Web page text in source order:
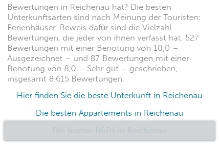
Bewertungen in Reichenau hat? Die besten
Unterkunftsarten sind nach Meinung der Touristen:
Ferienhäuser. Beweis dafür sind die Vielzahl
Bewertungen, die jeder von ihnen verfasst hat. 527
Bewertungen mit einer Benotung von 10,0 –
Ausgezeichnet – und 87 Bewertungen mit einer
Benotung von 8,0 – Sehr gut – geschrieben,
insgesamt 8.615 Bewertungen.
Hier finden Sie die beste Unterkunft in Reichenau
Die besten Appartements in Reichenau
Die besten B&Bs in Reichenau